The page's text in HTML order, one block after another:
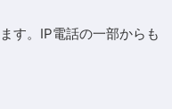
す。IP電話の一部からも